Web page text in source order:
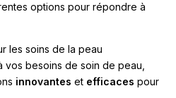
options pour répondre à
les soins de la peau
besoins de soin de peau,
innovantes et efficaces pour